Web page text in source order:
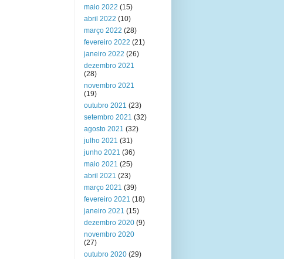
maio 2022 (15)
abril 2022 (10)
março 2022 (28)
fevereiro 2022 (21)
janeiro 2022 (26)
dezembro 2021
(28)
novembro 2021
(19)
outubro 2021 (23)
setembro 2021 (32)
agosto 2021 (32)
julho 2021 (31)
junho 2021 (36)
maio 2021 (25)
abril 2021 (23)
março 2021 (39)
fevereiro 2021 (18)
janeiro 2021 (15)
dezembro 2020 (9)
novembro 2020
(27)
outubro 2020 (29)